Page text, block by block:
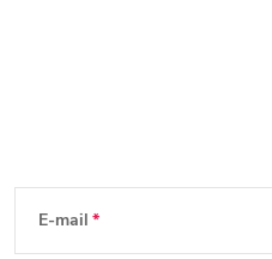
Z
E-mail